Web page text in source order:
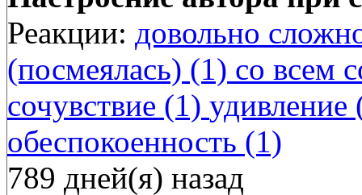
Реакции: довольно
(посмеялась) (1) со всем
сочувствие (1)
обеспокоенность (1)
789 дней(я) назад